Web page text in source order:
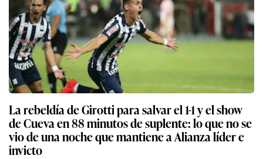
La rebeldía de Girotti para salvar el 1-1 y el show
de Cueva en 88 minutos de suplente: lo que no se
vio de una noche que mantiene a Alianza líder e
invicto